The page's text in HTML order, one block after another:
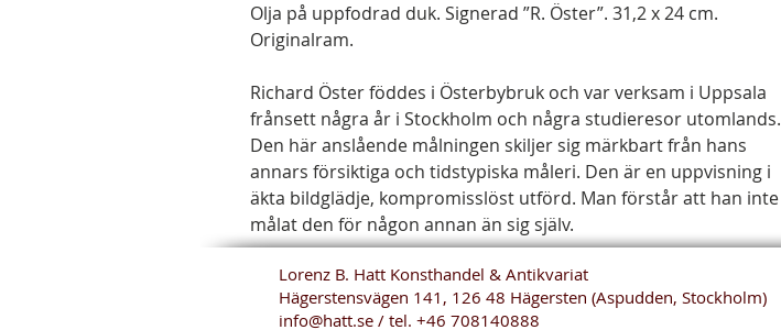
Olja på uppfodrad duk. Signerad ”R. Öster”. 31,2 x 24 cm.
Originalram.
Richard Öster föddes i Österbybruk och var verksam i Uppsala
frånsett några år i Stockholm och några studieresor utomlands.
Den här anslående målningen skiljer sig märkbart från hans
annars försiktiga och tidstypiska måleri. Den är en uppvisning i
äkta bildglädje, kompromisslöst utförd. Man förstår att han inte
målat den för någon annan än sig själv.
Lorenz B. Hatt Konsthandel & Antikvariat
Hägerstensvägen 141, 126 48 Hägersten (Aspudden, Stockholm)
info@hatt.se / tel. +46 708140888